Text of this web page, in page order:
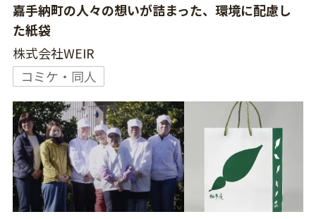
嘉手納町の人々の想いが詰まった、環境に配慮し
た紙袋
株式会社WEIR
コミケ・同人